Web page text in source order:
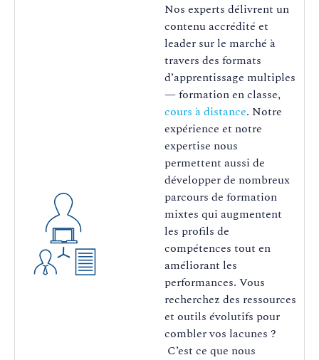
Nos experts délivrent un
contenu accrédité et
leader sur le marché à
travers des formats
d’apprentissage multiples
— formation en classe,
cours à distance. Notre
expérience et notre
expertise nous
permettent aussi de
développer de nombreux
parcours de formation
mixtes qui augmentent
les profils de
compétences tout en
améliorant les
performances. Vous
recherchez des ressources
et outils évolutifs pour
combler vos lacunes ?
C’est ce que nous